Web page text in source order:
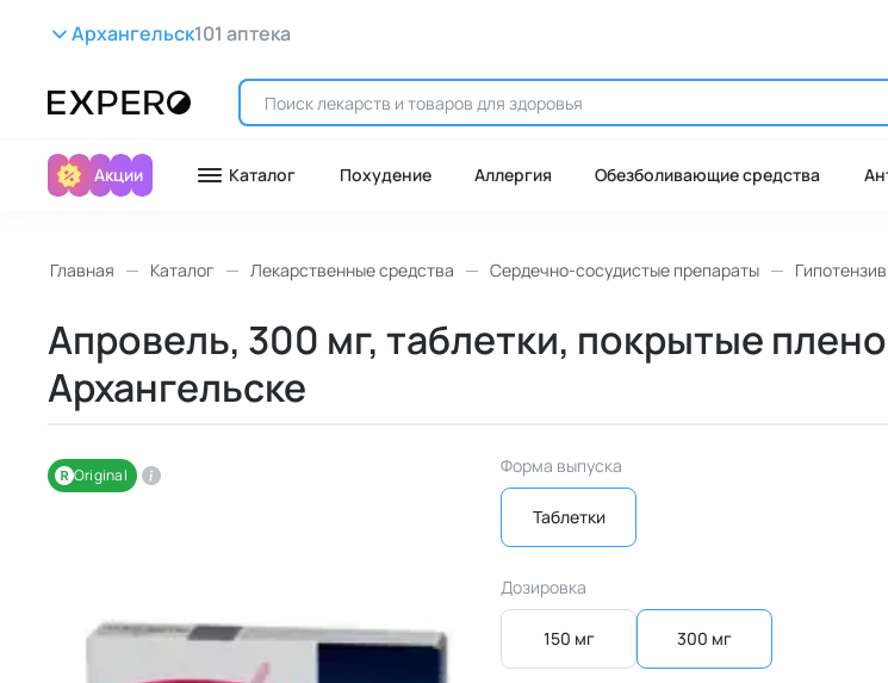
Архангельск101 аптека
Акции Каталог Похудение Аллергия Обезболивающие средства
Главная Каталог Лекарственные средства Сердечно-сосудистые препараты
Апровель, 300 мг, таблетки, покрытые
Архангельске
Original Форма выпуска
Таблетки
Дозировка
150 мг 300 мг